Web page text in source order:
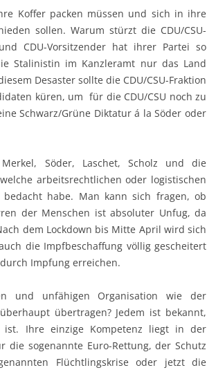
Koffer packen müssen und sich in ihre
sollen. Warum stürzt die CDU/CSU-
CDU-Vorsitzender hat ihrer Partei so
Stalinistin im Kanzleramt nur das Land
Desaster sollte die CDU/CSU-Fraktion
küren, um für die CDU/CSU noch zu
Schwarz/Grüne Diktatur á la Söder oder
Söder, Laschet, Scholz und die
arbeitsrechtlichen oder logistischen
habe. Man kann sich fragen, ob
der Menschen ist absoluter Unfug, da
dem Lockdown bis Mitte April wird sich
die Impfbeschaffung völlig gescheitert
Impfung erreichen.
und unfähigen Organisation wie der
übertragen? Jedem ist bekannt,
ist. Ihre einzige Kompetenz liegt in der
die sogenannte Euro-Rettung, der Schutz
Flüchtlingskrise oder jetzt die